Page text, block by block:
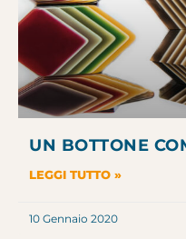
UN BOTTONE
LEGGI TUTTO »
10 Gennaio 2020